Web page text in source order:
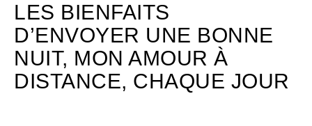
LES BIENFAITS
D’ENVOYER UNE BONNE
NUIT, MON AMOUR À
DISTANCE, CHAQUE JOUR